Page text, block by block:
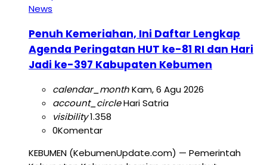
News
Penuh Kemeriahan, Ini Daftar Lengkap
Agenda Peringatan HUT ke-81 RI dan Hari
Jadi ke-397 Kabupaten Kebumen
calendar_monthKam, 6 Agu 2026
account_circleHari Satria
visibility1.358
0Komentar
KEBUMEN (KebumenUpdate.com) — Pemerintah